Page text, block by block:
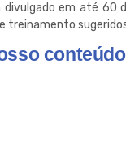
divulgado em até 60
treinamento